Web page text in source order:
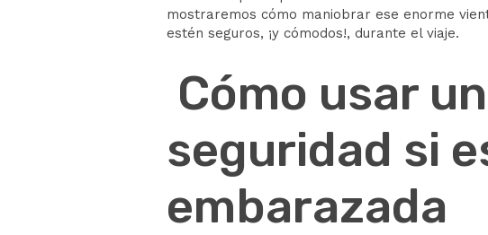
mostraremos cómo maniobrar ese enorme
estén seguros, ¡y cómodos!, durante el viaje.
Cómo usar
seguridad si
embarazada